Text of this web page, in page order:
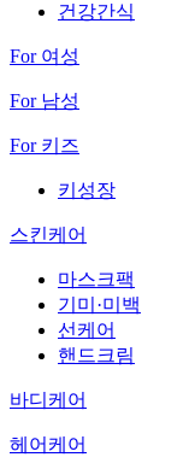
건강간식
For 여성
For 남성
For 키즈
키성장
스킨케어
마스크팩
기미·미백
선케어
핸드크림
바디케어
헤어케어